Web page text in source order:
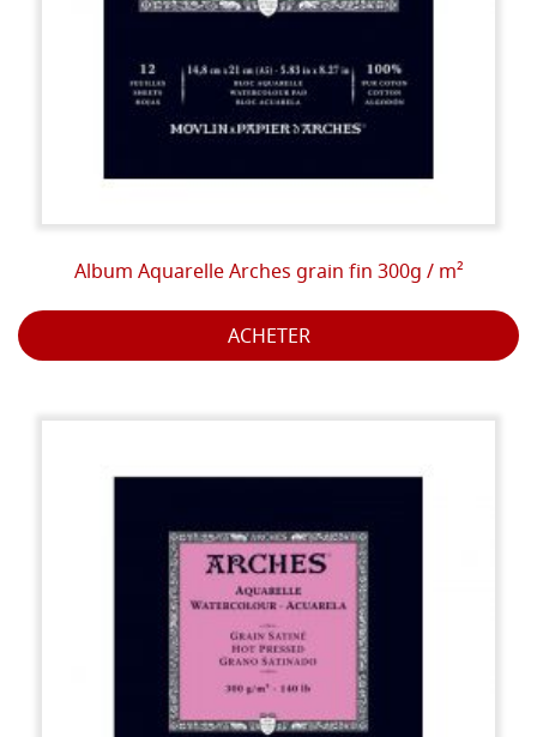
Album Aquarelle Arches grain fin 300g / m²
ACHETER